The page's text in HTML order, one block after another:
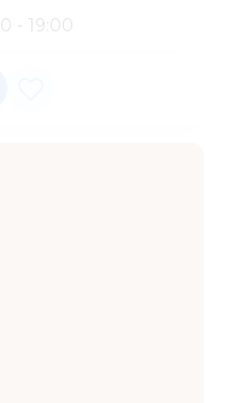
- 19:00